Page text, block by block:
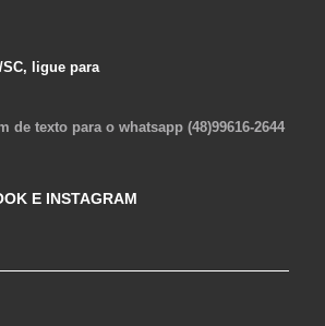
SC, ligue para
de texto para o whatsapp (48)99616-2644
E INSTAGRAM